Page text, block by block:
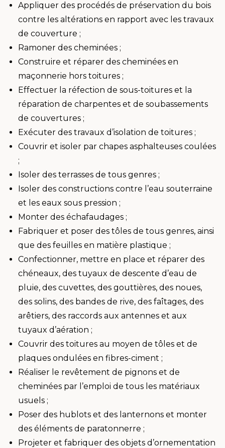
Appliquer des procédés de préservation du bois
contre les altérations en rapport avec les travaux
de couverture ;
Ramoner des cheminées ;
Construire et réparer des cheminées en
maçonnerie hors toitures ;
Effectuer la réfection de sous-toitures et la
réparation de charpentes et de soubassements
de couvertures ;
Exécuter des travaux d’isolation de toitures ;
Couvrir et isoler par chapes asphalteuses coulées
;
Isoler des terrasses de tous genres ;
Isoler des constructions contre l’eau souterraine
et les eaux sous pression ;
Monter des échafaudages ;
Fabriquer et poser des tôles de tous genres, ainsi
que des feuilles en matière plastique ;
Confectionner, mettre en place et réparer des
chéneaux, des tuyaux de descente d’eau de
pluie, des cuvettes, des gouttières, des noues,
des solins, des bandes de rive, des faîtages, des
arêtiers, des raccords aux antennes et aux
tuyaux d’aération ;
Couvrir des toitures au moyen de tôles et de
plaques ondulées en fibres-ciment ;
Réaliser le revêtement de pignons et de
cheminées par l’emploi de tous les matériaux
usuels ;
Poser des hublots et des lanternons et monter
des éléments de paratonnerre ;
Projeter et fabriquer des objets d’ornementation